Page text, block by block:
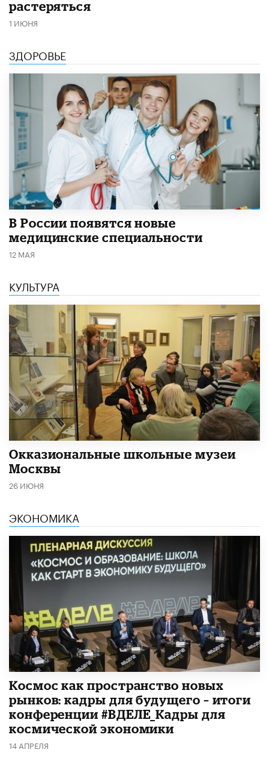
растеряться
1 ИЮНЯ
ЗДОРОВЬЕ
В России появятся новые
медицинские специальности
12 МАЯ
КУЛЬТУРА
​Окказиональные школьные музеи
Москвы
26 ИЮНЯ
ЭКОНОМИКА
Космос как пространство новых
рынков: кадры для будущего – итоги
конференции #ВДЕЛЕ_Кадры для
космической экономики
14 АПРЕЛЯ